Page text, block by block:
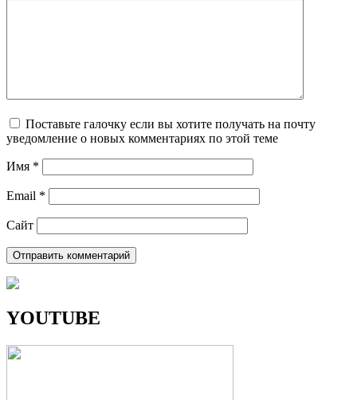
Поставьте галочку если вы хотите получать на почту
уведомление о новых комментариях по этой теме
Имя *
Email *
Сайт
YOUTUBE